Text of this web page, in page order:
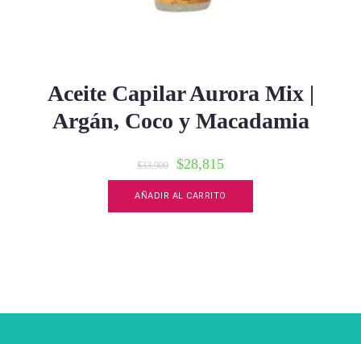
Aceite Capilar Aurora Mix |
Argán, Coco y Macadamia
$33,900 $28,815
AÑADIR AL CARRITO